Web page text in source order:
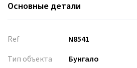
Основные детали
Ref
N8541
Тип объекта
Бунгало